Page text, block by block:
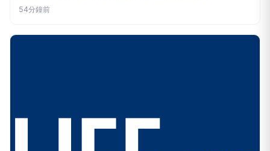
54分鐘前